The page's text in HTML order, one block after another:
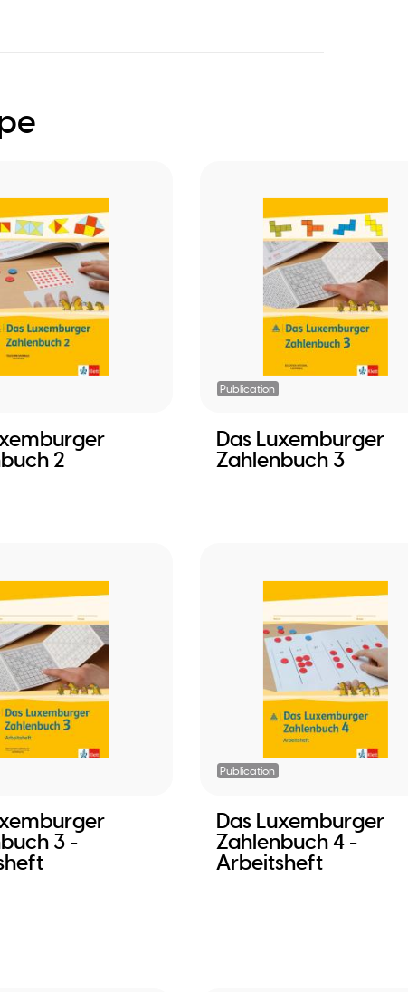
2
Publication
Das Luxemburger
Zahlenbuch 3
3 -
Publication
Das Luxemburger
Zahlenbuch 4 -
Arbeitsheft